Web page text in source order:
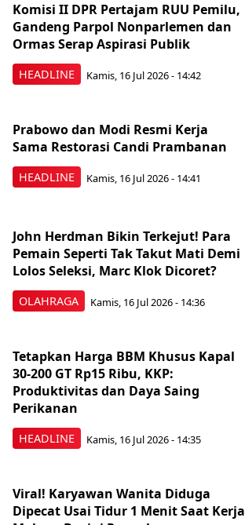
HEADLINE
Komisi II DPR Pertajam RUU Pemilu,
Gandeng Parpol Nonparlemen dan
Ormas Serap Aspirasi Publik
Kamis, 16 Jul 2026 - 14:42
HEADLINE
Prabowo dan Modi Resmi Kerja
Sama Restorasi Candi Prambanan
Kamis, 16 Jul 2026 - 14:41
OLAHRAGA
John Herdman Bikin Terkejut! Para
Pemain Seperti Tak Takut Mati Demi
Lolos Seleksi, Marc Klok Dicoret?
Kamis, 16 Jul 2026 - 14:36
HEADLINE
Tetapkan Harga BBM Khusus Kapal
30-200 GT Rp15 Ribu, KKP:
Produktivitas dan Daya Saing
Perikanan
Kamis, 16 Jul 2026 - 14:35
Viral! Karyawan Wanita Diduga
Dipecat Usai Tidur 1 Menit Saat Kerja